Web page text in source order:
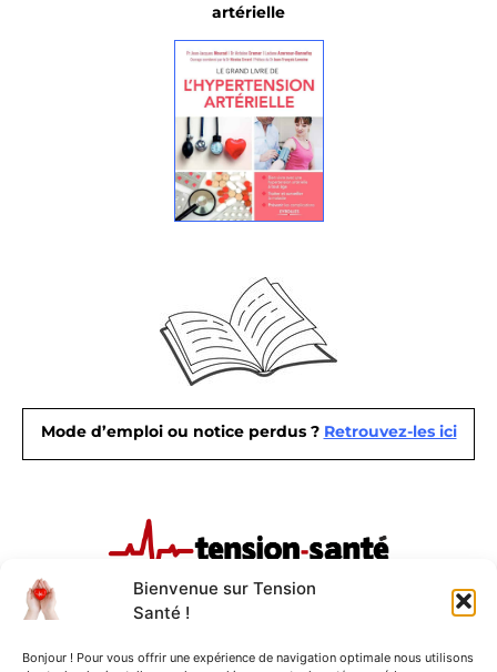
Bienvenue sur Tension
Santé !
Bonjour ! Pour vous offrir une expérience de navigation optimale nous utilisons
artérielle
Mode d’emploi ou notice perdus ? Retrouvez-les ici